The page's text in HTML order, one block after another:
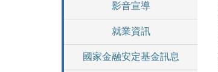
影音宣導
就業資訊
國家金融安定基金訊息